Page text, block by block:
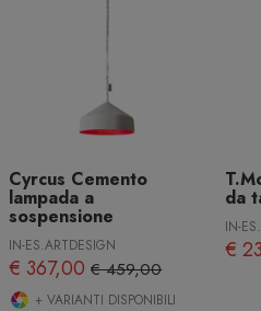
Cyrcus Cemento
lampada a
sospensione
IN-ES.ARTDESIGN
€ 367,00€ 459,00
+ VARIANTI DISPONIBILI
da
IN-
€